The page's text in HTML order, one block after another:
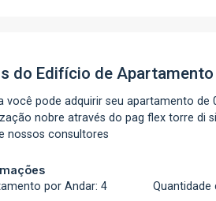
do Edifício de Apartamento
você pode adquirir seu apartamento
nobre através do pag flex torre di
nossos consultores
por Andar: 4
Quantidade